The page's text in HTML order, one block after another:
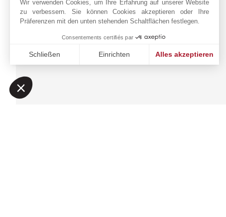
+971 56 188 8367
WhatsApp
Auf der Karte
anzeigen
Zayed Road
DUBAI
VEREINIGTE
Wir verwenden Cookies, um Ihre Erfahrung auf unserer Website
zu verbessern. Sie können Cookies akzeptieren oder Ihre
Präferenzen mit den unten stehenden Schaltflächen festlegen.
Consentements certifiés par
Schließen Einrichten Alles akzeptieren
Einwilligungsmanagementplattform: Passen Sie Ihre
Unsere Plattform ermöglicht es Ihnen, Ihre